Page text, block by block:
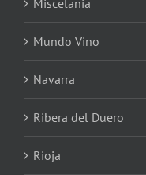
Mundo Vino
Navarra
Ribera del Duero
Rioja